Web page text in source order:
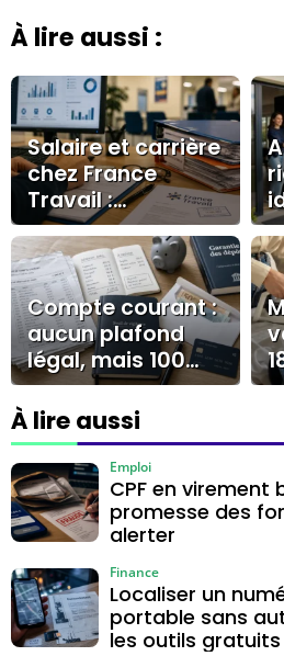
À lire aussi :
Salaire et carrière
chez France
Travail :
rémunération,
avantages et
accès au métier
Compte courant :
aucun plafond
légal, mais 100
000 € à surveiller
À lire aussi
CPF en virement
promesse des
alerter
Emploi
Localiser un
portable sans
les outils
Finance